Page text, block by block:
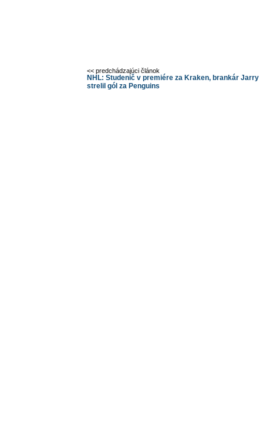
<< predchádzajúci článok
NHL: Studenič v premiére za Kraken, brankár Jarry
strelil gól za Penguins